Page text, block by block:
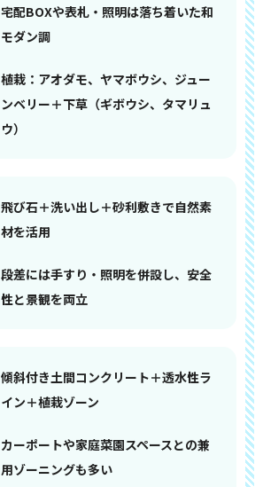
宅配BOXや表札・照明は落ち着いた和
モダン調
植栽：アオダモ、ヤマボウシ、ジュー
ンベリー＋下草（ギボウシ、タマリュ
ウ）
飛び石＋洗い出し＋砂利敷きで自然素
材を活用
段差には手すり・照明を併設し、安全
性と景観を両立
傾斜付き土間コンクリート＋透水性ラ
イン＋植栽ゾーン
カーポートや家庭菜園スペースとの兼
用ゾーニングも多い